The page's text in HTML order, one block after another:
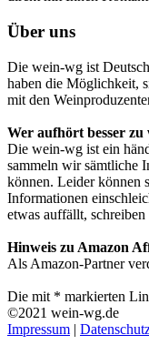
Über uns
Die wein-wg ist
haben die Möglichkeit,
mit den
Wer aufhört besser
Die wein-wg ist ein
sammeln wir sämtliche
können. Leider können
Informationen
etwas auffällt,
Hinweis zu Amazon
Als Amazon-Partner
Die mit * markierten
©2021 wein-wg.de
Impressum |